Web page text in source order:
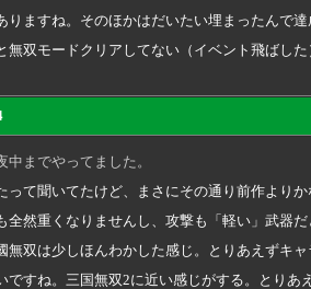
りますね。そのほかはだいたい埋まったんで
無双モードクリアしてない（イベント飛ばし
までやってました。
って聞いてたけど、まさにその通り前作より
全然重くなりませんし、攻撃も「軽い」武器
無双は少しほんわかした感じ。とりあえずキ
ですね。三国無双2に近い感じがする。とりあ